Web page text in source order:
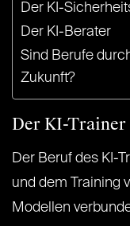
Der KI-
Der KI-Berater
Sind Berufe
Zukunft?
Der KI-Trainer
Der Beruf des KI-
und dem Training
Modellen